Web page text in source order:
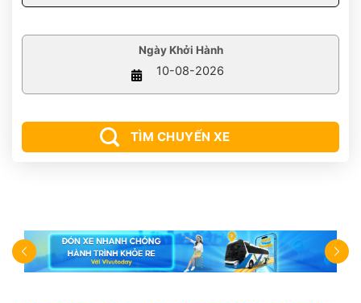
Ngày Khởi Hành
TÌM CHUYẾN XE